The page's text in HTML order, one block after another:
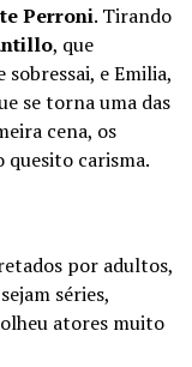
Perroni. Tirando
, que
e Emilia,
se torna uma das
cena, os
carisma.
por adultos,
séries,
atores muito